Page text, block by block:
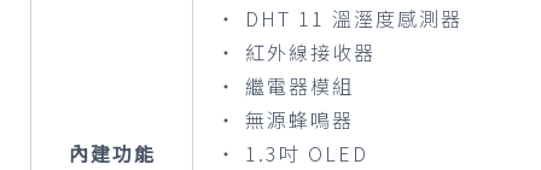
內建功能
‧ DHT 11 溫溼度感測器
‧ 紅外線接收器
‧ 繼電器模組
‧ 無源蜂鳴器
‧ 1.3吋 OLED